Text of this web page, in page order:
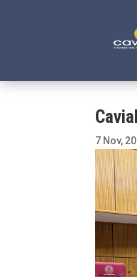
7 Nov,